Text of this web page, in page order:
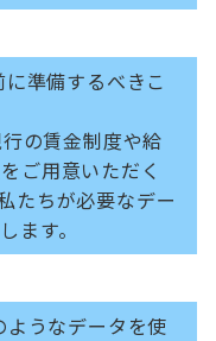
準備するべきこ
の賃金制度や給
ご用意いただく
たちが必要なデー
ます。
うなデータを使